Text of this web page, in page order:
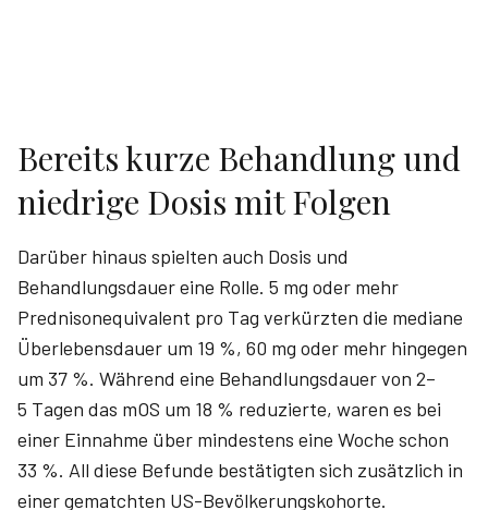
Bereits kurze Behandlung und
niedrige Dosis mit Folgen
Darüber hinaus spielten auch Dosis und
Behandlungsdauer eine Rolle. 5 mg oder mehr
Prednisonequivalent pro Tag verkürzten die mediane
Überlebensdauer um 19 %, 60 mg oder mehr hingegen
um 37 %. Während eine Behandlungsdauer von 2–
5 Tagen das mOS um 18 % reduzierte, waren es bei
einer Einnahme über mindestens eine Woche schon
33 %. All diese Befunde bestätigten sich zusätzlich in
einer gematchten US-Bevölkerungskohorte.